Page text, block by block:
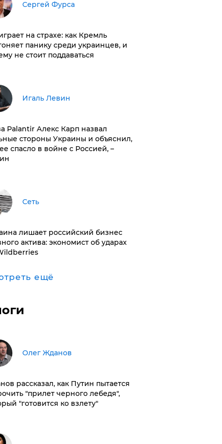
Сергей Фурса
на страхе: как Кремль
панику среди украинцев, и
не стоит поддаваться
Игаль Левин
Palantir Алекс Карп назвал
стороны Украины и объяснил,
спасло в войне с Россией, –
Сеть
лишает российский бизнес
актива: экономист об ударах
ещё
Олег Жданов
рассказал, как Путин пытается
"прилет черного лебедя",
"готовится ко взлету"